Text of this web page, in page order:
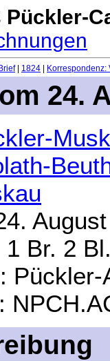
Pückler-
| 1824 Korrespondenz:
24.
Br. 2 Bl.